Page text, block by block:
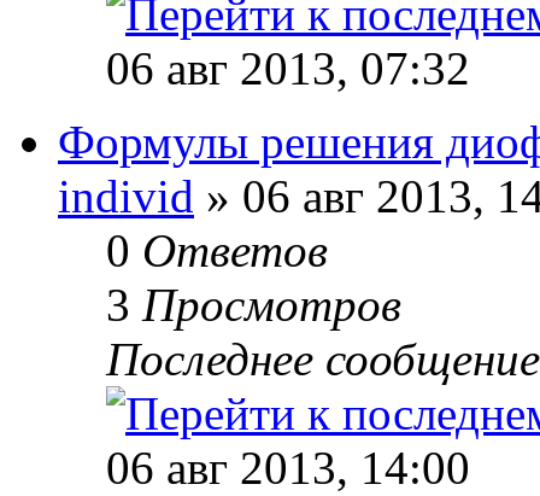
06 авг 2013, 07:32
Формулы решения
individ » 06 авг 2013,
0 Ответов
3 Просмотров
Последнее
06 авг 2013, 14:00